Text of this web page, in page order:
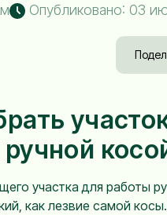
Опубликовано: 03
участка для работы
как лезвие самой